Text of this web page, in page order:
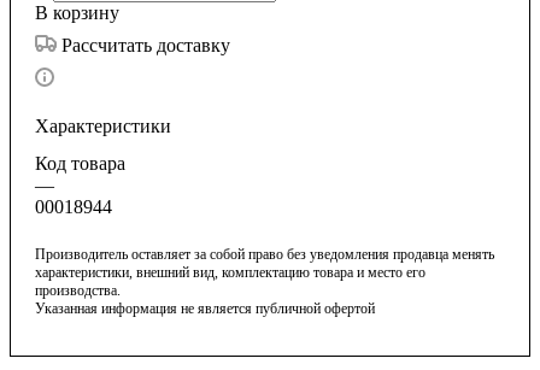
В корзину
Рассчитать доставку
Характеристики
Код товара
—
00018944
Производитель оставляет за собой право без уведомления продавца менять
характеристики, внешний вид, комплектацию товара и место его
производства.
Указанная информация не является публичной офертой